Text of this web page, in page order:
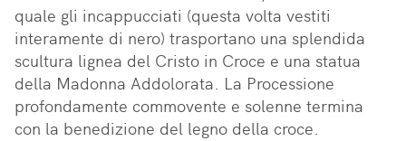
quale gli incappucciati (questa volta vestiti
interamente di nero) trasportano una splendida
scultura lignea del Cristo in Croce e una statua
della Madonna Addolorata. La Processione
profondamente commovente e solenne termina
con la benedizione del legno della croce.